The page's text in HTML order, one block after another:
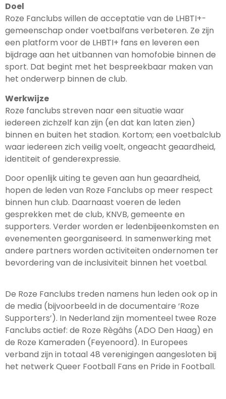
Doel
Roze Fanclubs willen de acceptatie van de LHBTI+-
gemeenschap onder voetbalfans verbeteren. Ze zijn
een platform voor de LHBTI+ fans en leveren een
bijdrage aan het uitbannen van homofobie binnen de
sport. Dat begint met het bespreekbaar maken van
het onderwerp binnen de club.
Werkwijze
Roze fanclubs streven naar een situatie waar
iedereen zichzelf kan zijn (en dat kan laten zien)
binnen en buiten het stadion. Kortom; een voetbalclub
waar iedereen zich veilig voelt, ongeacht geaardheid,
identiteit of genderexpressie.
Door openlijk uiting te geven aan hun geaardheid,
hopen de leden van Roze Fanclubs op meer respect
binnen hun club. Daarnaast voeren de leden
gesprekken met de club, KNVB, gemeente en
supporters. Verder worden er ledenbijeenkomsten en
evenementen georganiseerd. In samenwerking met
andere partners worden activiteiten ondernomen ter
bevordering van de inclusiviteit binnen het voetbal.
De Roze Fanclubs treden namens hun leden ook op in
de media (bijvoorbeeld in de documentaire ‘Roze
Supporters’). In Nederland zijn momenteel twee Roze
Fanclubs actief: de Roze Règâhs (ADO Den Haag) en
de Roze Kameraden (Feyenoord). In Europees
verband zijn in totaal 48 verenigingen aangesloten bij
het netwerk Queer Football Fans en Pride in Football.